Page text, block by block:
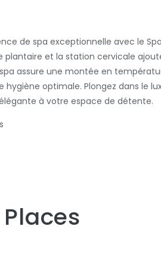
de spa exceptionnelle avec le
plantaire et la station cervicale
spa assure une montée en
hygiène optimale. Plongez dans
à votre espace de détente.